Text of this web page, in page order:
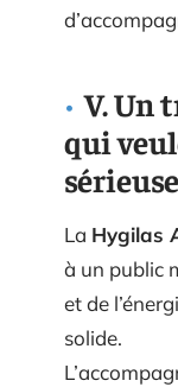
V. Un
qui
La Hygilas
à un public
et de
solide.